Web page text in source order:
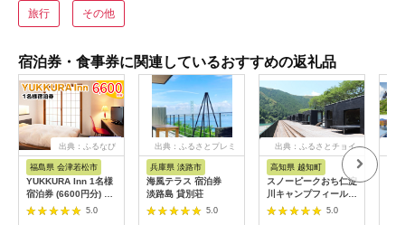
旅行 その他
宿泊券・食事券に関連しているおすすめの返礼品
出典：ふるなび
福島県 会津若松市
YUKKURA Inn 1名様
宿泊券 (6600円分) ワ
ーケーションお試しプ
ラン｜東北 福島県 会
5.0
出典：ふるさとプレミ
兵庫県 淡路市
海風テラス 宿泊券
淡路島 貸別荘
5.0
出典：ふるさとチョイ
高知県 越知町
スノーピークおち仁淀
川キャンプフィールド
「住箱-jyubako-」ペ
ア宿泊チケット
5.0